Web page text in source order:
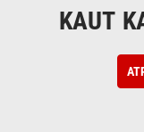
KAUT